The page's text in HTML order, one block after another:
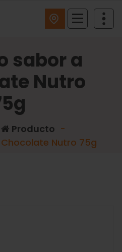
sabor a
Nutro
Producto -
Nutro 75g